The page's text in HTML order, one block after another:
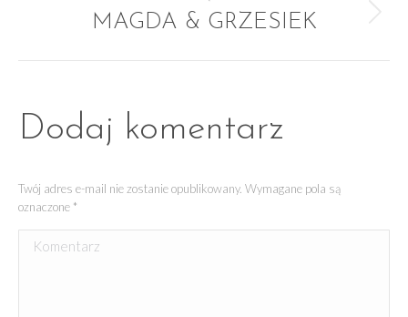
Następny
MAGDA & GRZESIEK
Dodaj komentarz
Twój adres e-mail nie zostanie opublikowany. Wymagane pola są
oznaczone *
Komentarz